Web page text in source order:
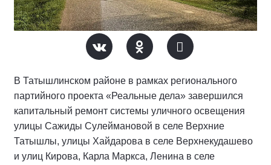
В Татышлинском районе в рамках регионального
партийного проекта «Реальные дела» завершился
капитальный ремонт системы уличного освещения
улицы Сажиды Сулеймановой в селе Верхние
Татышлы, улицы Хайдарова в селе Верхнекудашево
и улиц Кирова, Карла Маркса, Ленина в селе